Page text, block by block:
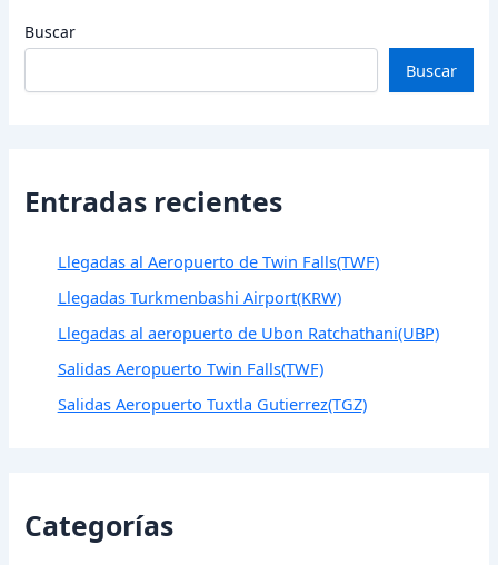
Buscar
Buscar
Entradas recientes
Llegadas al Aeropuerto de Twin Falls(TWF)
Llegadas Turkmenbashi Airport(KRW)
Llegadas al aeropuerto de Ubon Ratchathani(UBP)
Salidas Aeropuerto Twin Falls(TWF)
Salidas Aeropuerto Tuxtla Gutierrez(TGZ)
Categorías